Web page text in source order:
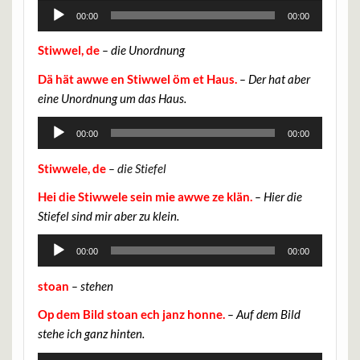
Audio-
00:00 00:00
Stiwwel, de – die Unordnung
Dä hät awwe en Stiwwel öm et Haus. – Der hat aber
eine Unordnung um das Haus.
Audio-
00:00 00:00
Stiwwele, de – die Stiefel
Hei die Stiwwele sein mie awwe ze klän. – Hier die
Stiefel sind mir aber zu klein.
Audio-
00:00 00:00
stoan – stehen
Op dem Bild stoan ech janz honne. – Auf dem Bild
stehe ich ganz hinten.